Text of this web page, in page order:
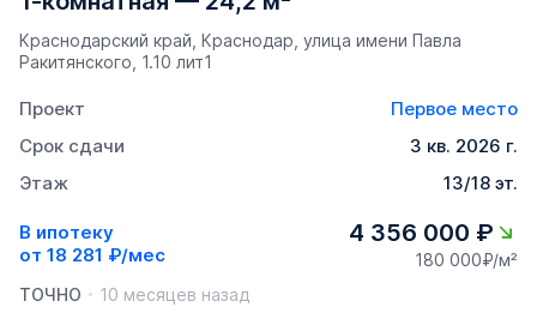
Краснодарский край, Краснодар, улица имени Павла
Ракитянского, 1.10 лит1
Проект
Первое место
Срок сдачи
3 кв. 2026 г.
Этаж
13/18 эт.
В ипотеку
от 18 281 ₽/мес
4 356 000 ₽
180 000₽/м²
ТОЧНО
10 месяцев назад